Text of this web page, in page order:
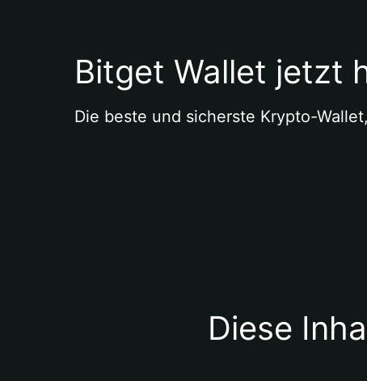
Bitget Wallet jetzt
Die beste und sicherste Krypto-
Diese